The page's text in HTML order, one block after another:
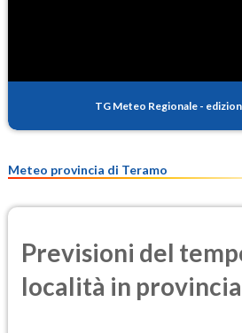
TG Meteo Regionale -
Meteo provincia di Teramo
Previsioni del
località in